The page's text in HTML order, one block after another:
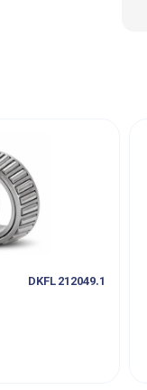
212049.1 DKFL